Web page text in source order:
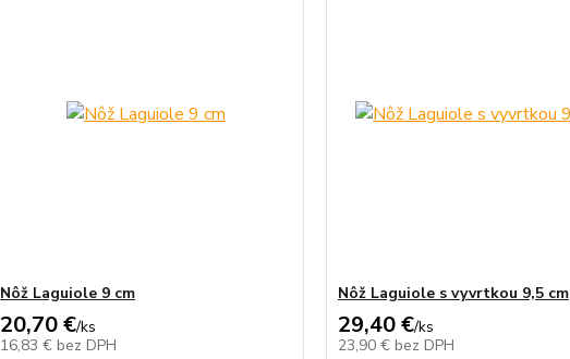
Nôž Laguiole 9 cm
20,70 €/ks
16,83 € bez DPH
Nôž Laguiole s vyvrtkou 9,5 cm
29,40 €/ks
23,90 € bez DPH